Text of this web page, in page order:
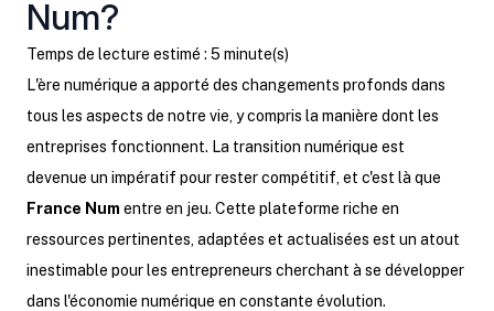
Num?
Temps de lecture estimé : 5 minute(s)
L'ère numérique a apporté des changements profonds dans
tous les aspects de notre vie, y compris la manière dont les
entreprises fonctionnent. La transition numérique est
devenue un impératif pour rester compétitif, et c'est là que
France Num entre en jeu. Cette plateforme riche en
ressources pertinentes, adaptées et actualisées est un atout
inestimable pour les entrepreneurs cherchant à se développer
dans l'économie numérique en constante évolution.